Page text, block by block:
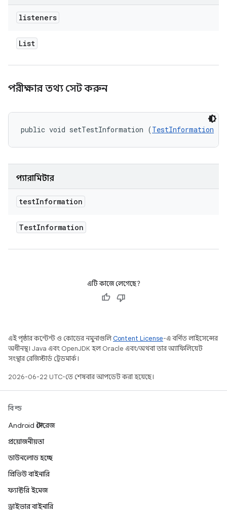
listeners
List
পরীক্ষার তথ্য সেট করুন
public void setTestInformation (TestInformation
প্যারামিটার
testInformation
TestInformation
এটি কাজে লেগেছে?
এই পৃষ্ঠার কন্টেন্ট ও কোডের নমুনাগুলিContent License-এ বর্ণিত লাইসেন্সের
অধীনস্থ। Java এবং OpenJDK হল Oracle এবং/অথবা তার অ্যাফিলিয়েট
সংস্থার রেজিস্টার্ড ট্রেডমার্ক।
2026-06-22 UTC-তে শেষবার আপডেট করা হয়েছে।
বিল্ড
Android স্টোরেজ
প্রয়োজনীয়তা
ডাউনলোড হচ্ছে
প্রিভিউ বাইনারি
ফ্যাক্টরি ইমেজ
ড্রাইভার বাইনারি